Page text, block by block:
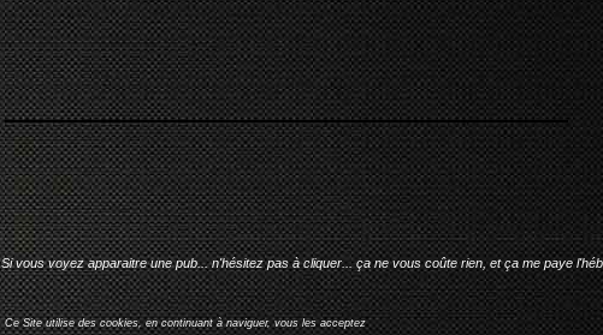
Si vous voyez apparaitre une pub... n'hésitez pas à cliquer... ça ne vous coûte rien, et ça me paye
Ce Site utilise des cookies, en continuant à naviguer, vous les acceptez